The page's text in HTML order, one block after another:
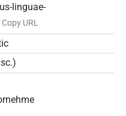
linguae-
Copy URL
)